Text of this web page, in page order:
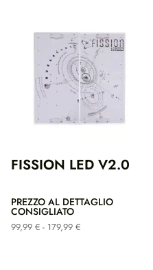
FISSION LED V2.0
PREZZO AL DETTAGLIO
CONSIGLIATO
99,99 € - 179,99 €Fascia